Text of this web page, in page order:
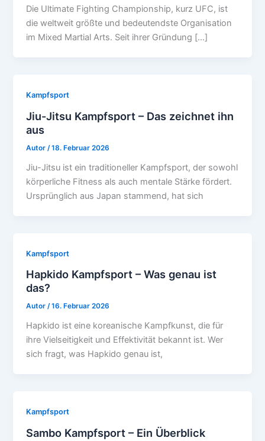
Die Ultimate Fighting Championship, kurz UFC, ist
die weltweit größte und bedeutendste Organisation
im Mixed Martial Arts. Seit ihrer Gründung […]
Kampfsport
Jiu-Jitsu Kampfsport – Das zeichnet ihn
aus
Autor/18. Februar 2026
Jiu-Jitsu ist ein traditioneller Kampfsport, der sowohl
körperliche Fitness als auch mentale Stärke fördert.
Ursprünglich aus Japan stammend, hat sich
Kampfsport
Hapkido Kampfsport – Was genau ist
das?
Autor/16. Februar 2026
Hapkido ist eine koreanische Kampfkunst, die für
ihre Vielseitigkeit und Effektivität bekannt ist. Wer
sich fragt, was Hapkido genau ist,
Kampfsport
Sambo Kampfsport – Ein Überblick